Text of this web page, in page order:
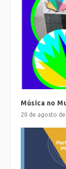
Música no
20 de agosto